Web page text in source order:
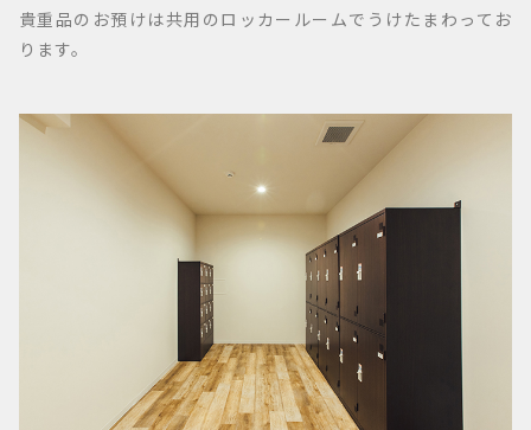
貴重品のお預けは共用のロッカールームでうけたまわってお
ります。